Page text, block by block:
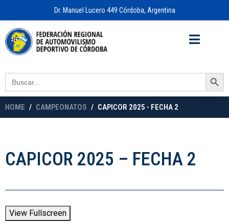
Dr. Manuel Lucero 449 Córdoba, Argentina
Search
for:
Search Button
HOME CAMPEONATOS CAPICOR 2025 - FECHA 2
CAPICOR 2025 – FECHA 2
View Fullscreen